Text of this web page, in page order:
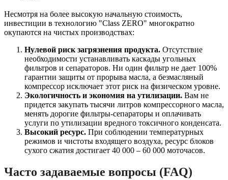
Несмотря на более высокую начальную стоимость,
инвестиции в технологию "Class ZERO" многократно
окупаются на чистых производствах:
Нулевой риск загрязнения продукта. Отсутствие
необходимости устанавливать каскады угольных
фильтров и сепараторов. Ни один фильтр не дает 100%
гарантии защиты от прорыва масла, а безмасляный
компрессор исключает этот риск на физическом уровне.
Экологичность и экономия на утилизации. Вам не
придется закупать тысячи литров компрессорного масла,
менять дорогие фильтры-сепараторы и оплачивать
услуги по утилизации вредного токсичного конденсата.
Высокий ресурс. При соблюдении температурных
режимов и чистоты входящего воздуха, ресурс блоков
сухого сжатия достигает 40 000 – 60 000 моточасов.
Часто задаваемые вопросы (FAQ)